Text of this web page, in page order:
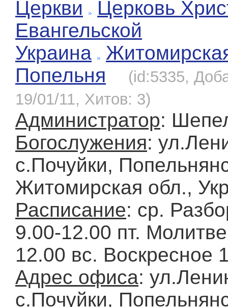
Церкви
Церковь
Евангельской
Украина
Попельня
(id:5335,
19/01/11, Хитов: 3)
Администратор:
Богослужения:
с.Почуйки,
Житомирская обл.,
Расписание: ср.
9.00-12.00 пт.
12.00 вс. Воскресное
Адрес офиса:
с.Почуйки,